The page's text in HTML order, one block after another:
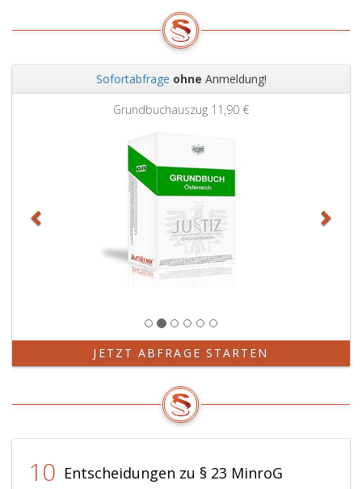
Sofortabfrage ohne Anmeldung!
Grundbuchauszug 11,90 €
JETZT ABFRAGE STARTEN
10 Entscheidungen zu § 23 MinroG